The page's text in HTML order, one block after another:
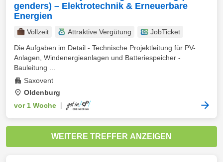
genders) – Elektrotechnik & Erneuerbare
Energien
Vollzeit Attraktive Vergütung
JobTicket
Die Aufgaben im Detail - Technische Projektleitung für PV-
Anlagen, Windenergieanlagen und Batteriespeicher -
Bauleitung ...
Saxovent
Oldenburg
vor 1 Woche
WEITERE TREFFER ANZEIGEN